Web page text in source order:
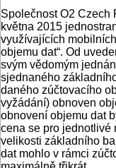
Společnost O2 Czech
května 2015
využívajících
objemu dat“. Od
svým vědomým
sjednaného
daného zúčtovacího
vyžádání) obnoven
obnovení objemu dat
cena se pro jednotlivé
velikosti základního
dat mohlo v rámci